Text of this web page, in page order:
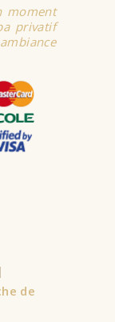
moment
privatif
de